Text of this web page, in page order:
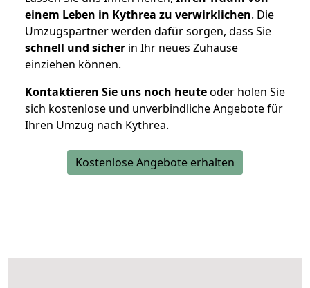
einem Leben in Kythrea zu verwirklichen. Die
Umzugspartner werden dafür sorgen, dass Sie
schnell und sicher in Ihr neues Zuhause
einziehen können.
Kontaktieren Sie uns noch heuteoder holen Sie
sich kostenlose und unverbindliche Angebote für
Ihren Umzug nach Kythrea.
Kostenlose Angebote erhalten